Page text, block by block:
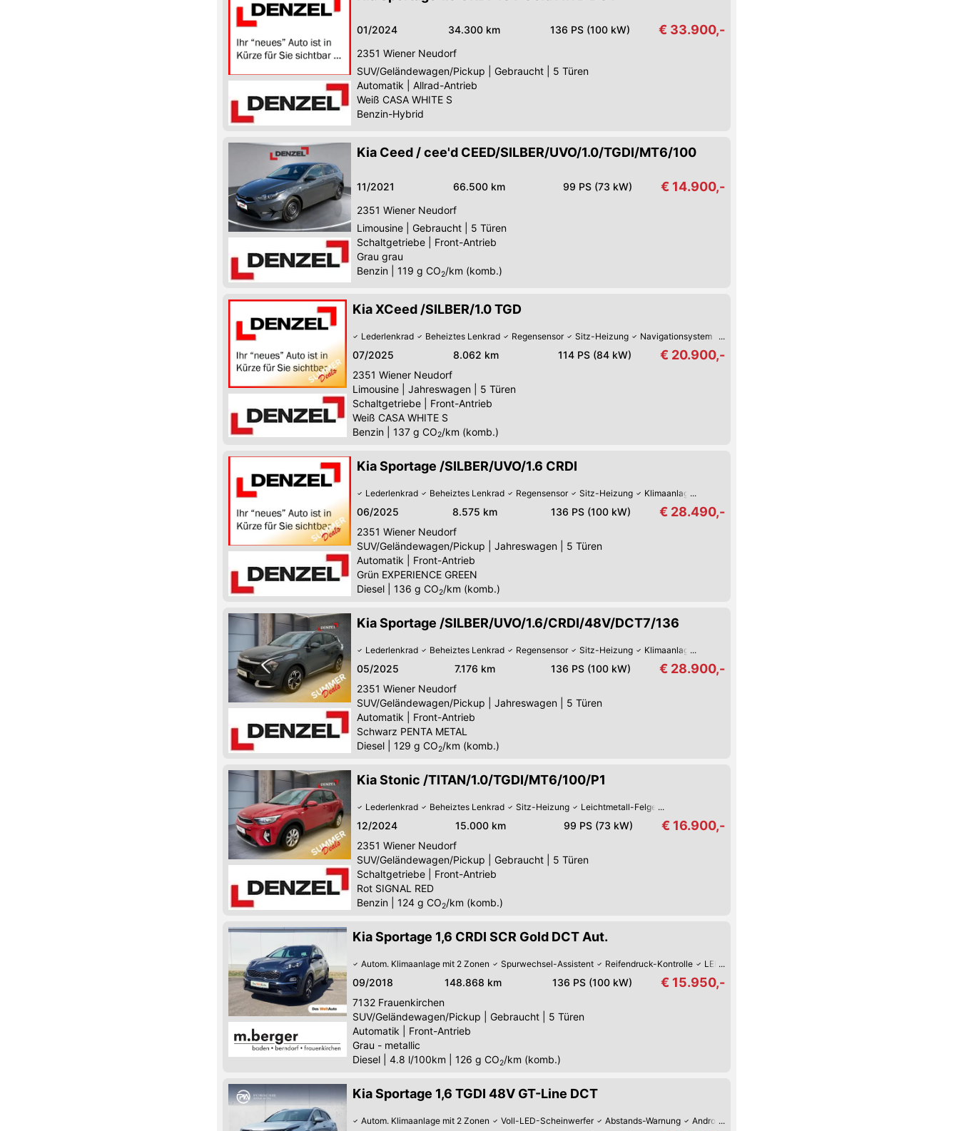
01/2024 34.300 km 136 PS (100 kW) € 33.900,-
2351 Wiener Neudorf
SUV/Geländewagen/Pickup
Gebraucht
5 Türen
Automatik
Allrad-Antrieb
Weiß CASA WHITE S
Benzin-Hybrid
Kia Ceed / cee'd CEED/SILBER/UVO/1.0/TGDI/MT6/100
11/2021 66.500 km 99 PS (73 kW) € 14.900,-
2351 Wiener Neudorf
Limousine
Gebraucht
5 Türen
Schaltgetriebe
Front-Antrieb
Grau grau
Benzin
119 g CO2/km (komb.)
Kia XCeed /SILBER/1.0 TGD
Lederlenkrad Beheiztes Lenkrad Regensensor Sitz-Heizung Navigationsystem Klimaanlage
07/2025 8.062 km 114 PS (84 kW) € 20.900,-
2351 Wiener Neudorf
Limousine
Jahreswagen
5 Türen
Schaltgetriebe
Front-Antrieb
Weiß CASA WHITE S
Benzin
137 g CO2/km (komb.)
Kia Sportage /SILBER/UVO/1.6 CRDI
Lederlenkrad Beheiztes Lenkrad Regensensor Sitz-Heizung Klimaanlage
06/2025 8.575 km 136 PS (100 kW) € 28.490,-
2351 Wiener Neudorf
SUV/Geländewagen/Pickup
Jahreswagen
5 Türen
Automatik
Front-Antrieb
Grün EXPERIENCE GREEN
Diesel
136 g CO2/km (komb.)
Kia Sportage /SILBER/UVO/1.6/CRDI/48V/DCT7/136
Lederlenkrad Beheiztes Lenkrad Regensensor Sitz-Heizung Klimaanlage
05/2025 7.176 km 136 PS (100 kW) € 28.900,-
2351 Wiener Neudorf
SUV/Geländewagen/Pickup
Jahreswagen
5 Türen
Automatik
Front-Antrieb
Schwarz PENTA METAL
Diesel
129 g CO2/km (komb.)
Kia Stonic /TITAN/1.0/TGDI/MT6/100/P1
Lederlenkrad Beheiztes Lenkrad Sitz-Heizung Leichtmetall-Felgen
12/2024 15.000 km 99 PS (73 kW) € 16.900,-
2351 Wiener Neudorf
SUV/Geländewagen/Pickup
Gebraucht
5 Türen
Schaltgetriebe
Front-Antrieb
Rot SIGNAL RED
Benzin
124 g CO2/km (komb.)
Kia Sportage 1,6 CRDI SCR Gold DCT Aut.
Autom. Klimaanlage mit 2 Zonen Spurwechsel-Assistent Reifendruck-Kontrolle LED-Scheinwerfer
09/2018 148.868 km 136 PS (100 kW) € 15.950,-
7132 Frauenkirchen
SUV/Geländewagen/Pickup
Gebraucht
5 Türen
Automatik
Front-Antrieb
Grau - metallic
Diesel
4.8 l/100km 126 g CO2/km (komb.)
Kia Sportage 1,6 TGDI 48V GT-Line DCT
Autom. Klimaanlage mit 2 Zonen Voll-LED-Scheinwerfer Abstands-Warnung Android Auto